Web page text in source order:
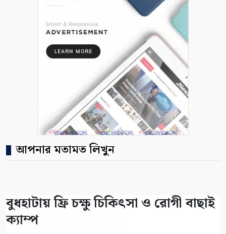
আপনার মতামত লিখুন
বুধহাটায় ফ্রি চক্ষু চিকিৎসা ও রোগী বাছাই
ক্যাম্প